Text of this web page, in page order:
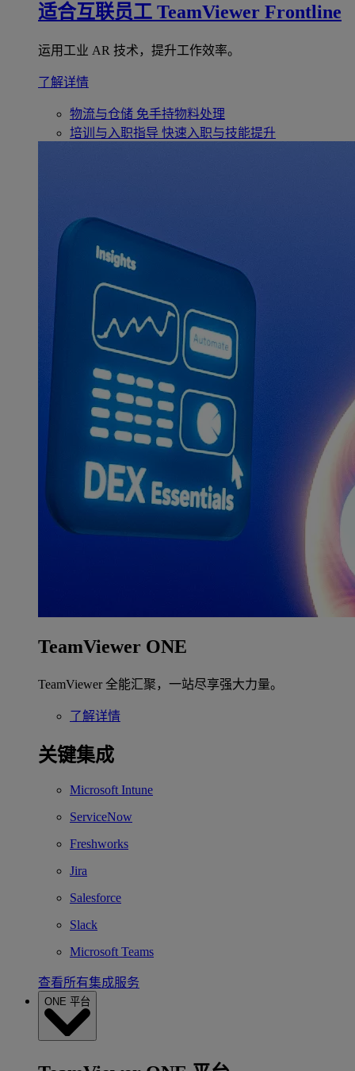
适合互联员工 TeamViewer Frontline
运用工业 AR 技术，提升工作效率。
了解详情
物流与仓储 免手持物料处理
培训与入职指导 快速入职与技能提升
TeamViewer ONE
TeamViewer 全能汇聚，一站尽享强大力量。
了解详情
关键集成
Microsoft Intune
ServiceNow
Freshworks
Jira
Salesforce
Slack
Microsoft Teams
查看所有集成服务
ONE 平台